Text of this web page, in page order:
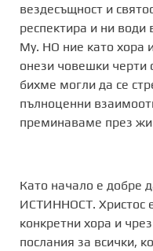
вездесъщност и
респектира и ни води
Му. НО ние като хора
онези човешки черти
бихме могли да се
пълноценни
преминаваме през
Като начало е добре
ИСТИННОСТ. Христос
конкретни хора и
послания за всички,